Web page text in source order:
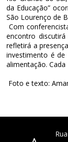
da Educação”
São Lourenço de
Com
encontro
refletirá a
investimento é de
alimentação.
Foto e texto: